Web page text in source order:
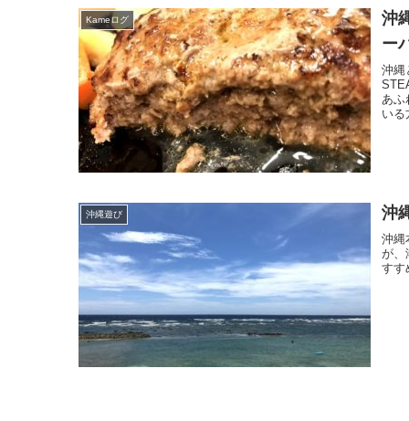
Kameログ
沖
ー
沖縄
あふ
いる
沖縄遊び 沖
沖縄
が、
すす